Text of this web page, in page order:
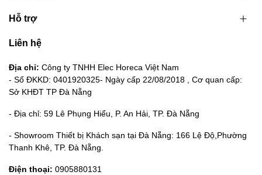
Hỗ trợ
Liên hệ
Địa chỉ: Công ty TNHH Elec Horeca Việt Nam
- Số ĐKKD: 0401920325- Ngày cấp 22/08/2018 , Cơ quan cấp:
Sở KHĐT TP Đà Nẵng
- Địa chỉ: 59 Lê Phụng Hiểu, P. An Hải, TP. Đà Nẵng
- Showroom Thiết bị Khách sạn tại Đà Nẵng: 166 Lệ Độ,Phường
Thanh Khê, TP. Đà Nẵng.
Điện thoại: 0905880131